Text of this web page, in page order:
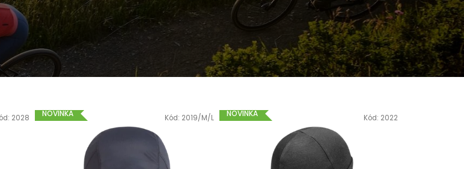
2028 NOVINKA Kód: 2019/M/L NOVINKA Kód: 2022
BUNDA
SOFTSHELL
JACKET
€
99,99 €
OKULIARE RUDY
PROJECT SPINSHIELD AIR
- CRYSTAL
ASH/MULTILASER
ORANGE
110,99 €
Pôvodne:135 €